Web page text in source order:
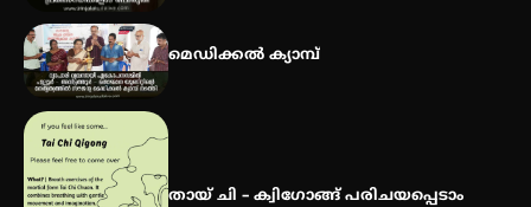
മെഡിക്കൽ ക്യാമ്പ്
തായ് ചി – ക്വിഗോങ്ങ് പരിചയപ്പെടാം